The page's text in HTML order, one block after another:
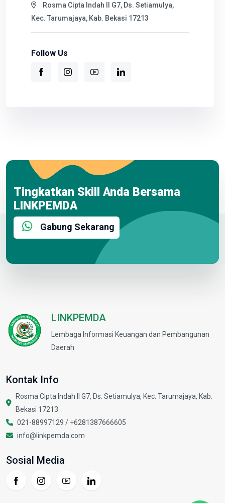
Rosma Cipta Indah II G7, Ds. Setiamulya,
Kec. Tarumajaya, Kab. Bekasi 17213
Follow Us
Tingkatkan Skill Anda Bersama
LINKPEMDA
Gabung Sekarang
LINKPEMDA
Lembaga Informasi Keuangan dan Pembangunan
Daerah
Kontak Info
Rosma Cipta Indah II G7, Ds. Setiamulya, Kec. Tarumajaya, Kab.
Bekasi 17213
021-88997129 / +6281387666605
info@linkpemda.com
Sosial Media